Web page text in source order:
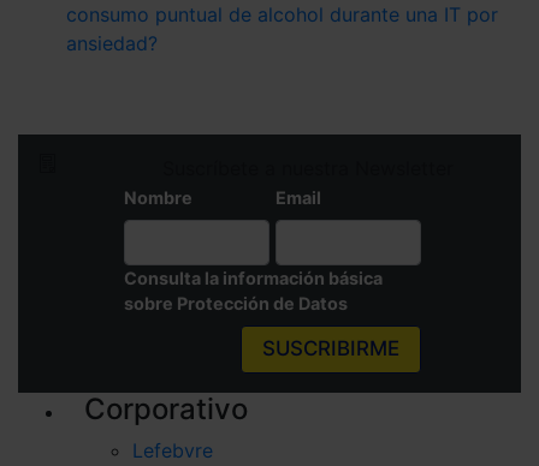
consumo puntual de alcohol durante una IT por
ansiedad?
Nombre Email
Consulta la información básica
sobre Protección de Datos
SUSCRIBIRME
Corporativo
Lefebvre